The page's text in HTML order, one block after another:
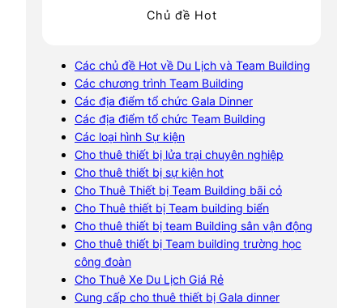
Chủ đề Hot
Các chủ đề Hot về Du Lịch và Team Building
Các chương trình Team Building
Các địa điểm tổ chức Gala Dinner
Các địa điểm tổ chức Team Building
Các loại hình Sự kiện
Cho thuê thiết bị lửa trại chuyên nghiệp
Cho thuê thiết bị sự kiện hot
Cho Thuê Thiết bị Team Building bãi cỏ
Cho Thuê thiết bị Team building biển
Cho thuê thiết bị team Building sân vận động
Cho thuê thiết bị Team building trường học
công đoàn
Cho Thuê Xe Du Lịch Giá Rẻ
Cung cấp cho thuê thiết bị Gala dinner